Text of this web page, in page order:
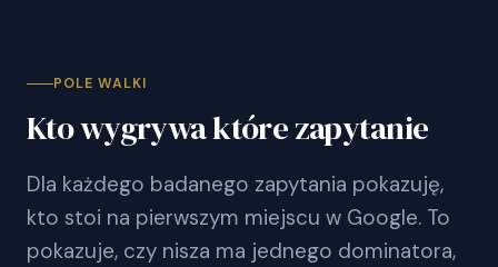
POLE WALKI
Kto wygrywa które zapytanie
Dla każdego badanego zapytania pokazuję,
kto stoi na pierwszym miejscu w Google. To
pokazuje, czy nisza ma jednego dominatora,